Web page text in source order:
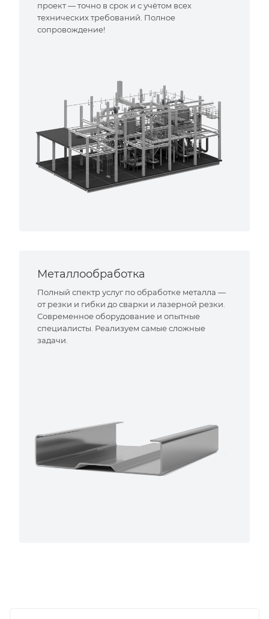
проект — точно в срок и с учётом всех
технических требований. Полное
сопровождение!
Металлообработка
Полный спектр услуг по обработке металла —
от резки и гибки до сварки и лазерной резки.
Современное оборудование и опытные
специалисты. Реализуем самые сложные
задачи.